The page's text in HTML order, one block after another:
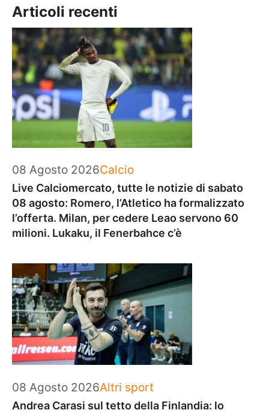
Articoli recenti
08 Agosto 2026Categorie
Calcio
Live Calciomercato, tutte le notizie di sabato
08 agosto: Romero, l’Atletico ha formalizzato
l’offerta. Milan, per cedere Leao servono 60
milioni. Lukaku, il Fenerbahce c’è
08 Agosto 2026Categorie
Altri sport
Andrea Carasi sul tetto della Finlandia: lo